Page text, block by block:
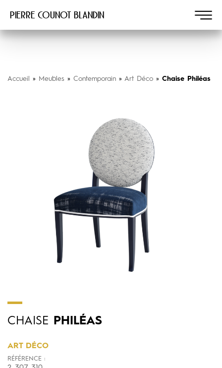
Pierre COUNOT BLANDIN
Accueil » Meubles » Contemporain » Art Déco » Chaise Philéas
CHAISE PHILÉAS
ART DÉCO
RÉFÉRENCE :